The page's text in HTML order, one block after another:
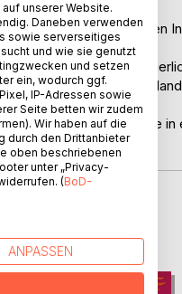
die unterschiedlichsten
sind erotisch,
all ihren sexuellen
anderen jagt, gerät sie
Gesetz illegal ist.
BEIBoD
unserer Website.
Daneben verwenden
sowie serverseitiges
und wie sie genutzt
und setzen
ein, wodurch ggf.
IP-Adressen sowie
Seite betten wir zudem
Wir haben auf die
durch den Drittanbieter
oben beschriebenen
unter „Privacy-
(BoD-
ANPASSEN